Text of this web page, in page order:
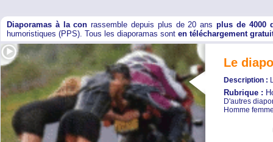
Diaporamas à la con rassemble depuis plus de 20 ansplus de 4000
humoristiques (PPS). Tous les diaporamas sont en téléchargement
Le
Description :
Rubrique :
D'autres
Homme